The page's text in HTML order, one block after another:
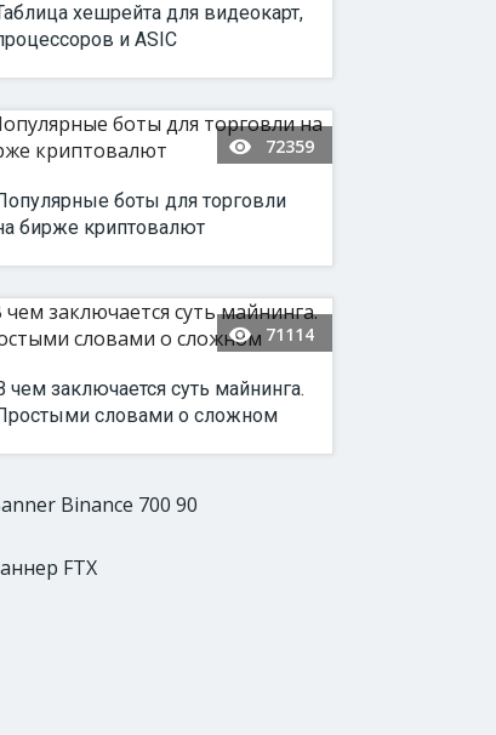
хешрейта для видеокарт,
и ASIC
72359
боты для торговли
бирже криптовалют
71114
чем заключается суть майнинга.
словами о сложном